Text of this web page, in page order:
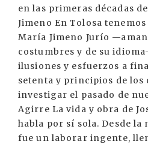
en las primeras décadas
Jimeno En Tolosa tenemos
María Jimeno Jurío
costumbres y de su
ilusiones y esfuerzos a
setenta y principios de los
investigar el pasado de
Agirre La vida y obra de
habla por sí sola. Desde la
fue un laborar ingente,